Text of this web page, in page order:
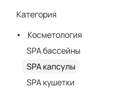
Категория
Косметология
SPA бассейны
SPA капсулы
SPA кушетки